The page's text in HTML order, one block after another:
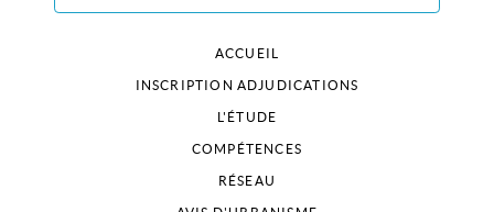
ACCUEIL
INSCRIPTION ADJUDICATIONS
L'ÉTUDE
COMPÉTENCES
RÉSEAU